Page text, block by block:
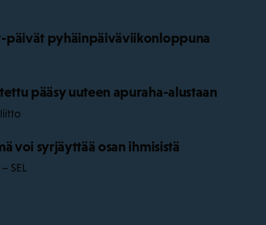
päivät pyhäinpäiväviikonloppuna
pääsy uuteen apuraha-alustaan
voi syrjäyttää osan ihmisistä
SEL